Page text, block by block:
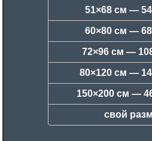
51×68 см —
60×80 см —
72×96 см —
80×120 см —
150×200 см —
свой